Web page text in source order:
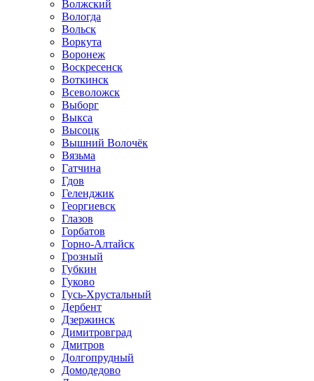
Волжский
Вологда
Вольск
Воркута
Воронеж
Воскресенск
Воткинск
Всеволожск
Выборг
Выкса
Высоцк
Вышний Волочёк
Вязьма
Гатчина
Гдов
Геленджик
Георгиевск
Глазов
Горбатов
Горно-Алтайск
Грозный
Губкин
Гуково
Гусь-Хрустальный
Дербент
Дзержинск
Димитровград
Дмитров
Долгопрудный
Домодедово